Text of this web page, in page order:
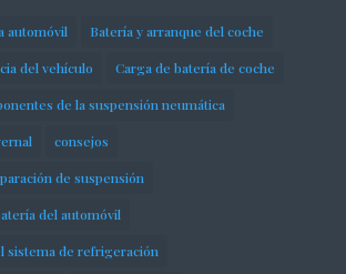
automóvil Batería y arranque del coche
del vehículo Carga de batería de coche
de la suspensión neumática
consejos
de suspensión
del automóvil
sistema de refrigeración